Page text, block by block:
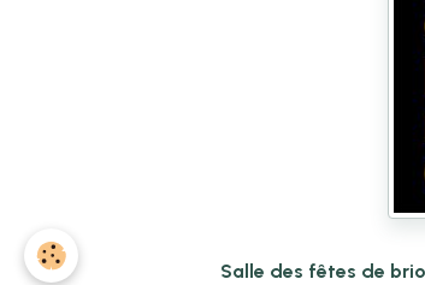
Salle des fêtes de